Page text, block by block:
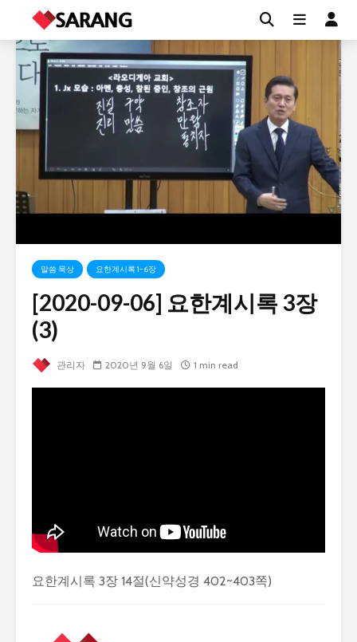
말씀 묵상 요한계시록 1~6장
[2020-09-06] 요한계시록 3장
(3)
관리자 2020년 9월 6일 1 min read
요한계시록 3장 14절(신약성경 402~403쪽)